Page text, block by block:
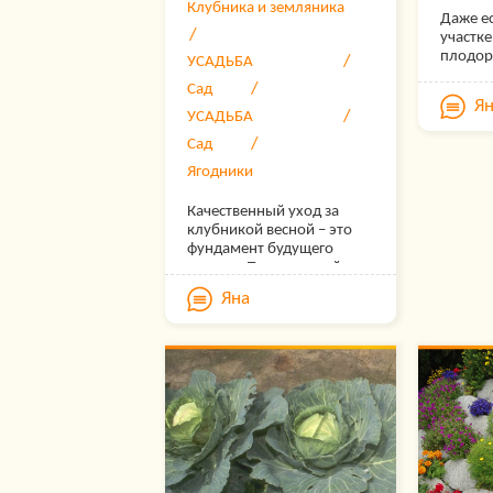
Клубника и земляника
УСАДЬБА
Сад
УСАДЬБА
Сад
Ягодники
Качественный уход за
клубникой весной – это
фундамент будущего
урожая. После долгой
зимовки или во время
пересадки клубничные
кустики нуждаются в
повышенном внимании.
Многие сорта садовой
земляники довольно
прихотливы к параметрам
выращивания и их
урожайность снижается
даже при малейших
изменениях во внешних
Яна
Даже
что
будет
и чем
для